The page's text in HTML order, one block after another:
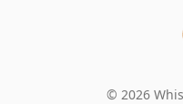
© 2026